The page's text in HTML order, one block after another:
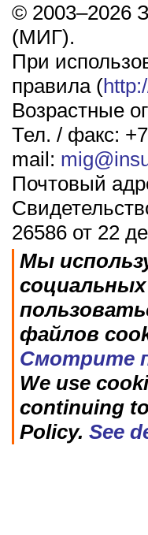
© 2003–2026
(МИГ).
При
правила (
Возрастные
Тел. / факс:
mail:
Почтовый
26586 от 22
Мы
файлов
Смотрите
We use
continuing
Policy. See